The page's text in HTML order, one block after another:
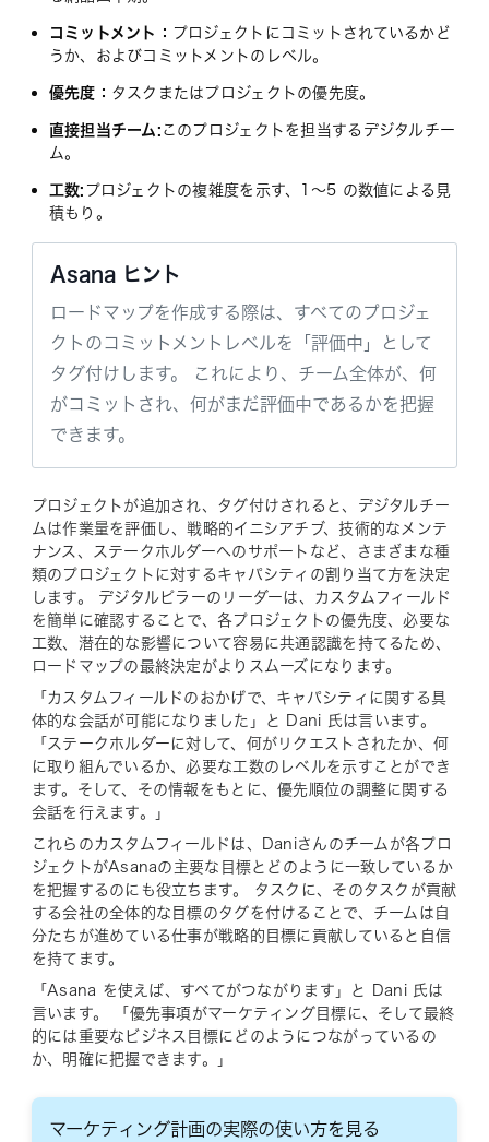
コミットメント： プロジェクトにコミットされているかど
うか、およびコミットメントのレベル。
優先度： タスクまたはプロジェクトの優先度。
直接担当チーム: このプロジェクトを担当するデジタルチー
ム。
工数: プロジェクトの複雑度を示す、1～5 の数値による見
積もり。
Asana ヒント
ロードマップを作成する際は、すべてのプロジェ
クトのコミットメントレベルを「評価中」として
タグ付けします。 これにより、チーム全体が、何
がコミットされ、何がまだ評価中であるかを把握
できます。
プロジェクトが追加され、タグ付けされると、デジタルチー
ムは作業量を評価し、戦略的イニシアチブ、技術的なメンテ
ナンス、ステークホルダーへのサポートなど、さまざまな種
類のプロジェクトに対するキャパシティの割り当て方を決定
します。 デジタルピラーのリーダーは、カスタムフィールド
を簡単に確認することで、各プロジェクトの優先度、必要な
工数、潜在的な影響について容易に共通認識を持てるため、
ロードマップの最終決定がよりスムーズになります。
「カスタムフィールドのおかげで、キャパシティに関する具
体的な会話が可能になりました」と Dani 氏は言います。
「ステークホルダーに対して、何がリクエストされたか、何
に取り組んでいるか、必要な工数のレベルを示すことができ
ます。そして、その情報をもとに、優先順位の調整に関する
会話を行えます。」
これらのカスタムフィールドは、Daniさんのチームが各プロ
ジェクトがAsanaの主要な目標とどのように一致しているか
を把握するのにも役立ちます。 タスクに、そのタスクが貢献
する会社の全体的な目標のタグを付けることで、チームは自
分たちが進めている仕事が戦略的目標に貢献していると自信
を持てます。
「Asana を使えば、すべてがつながります」と Dani 氏は
言います。 「優先事項がマーケティング目標に、そして最終
的には重要なビジネス目標にどのようにつながっているの
か、明確に把握できます。」
マーケティング計画の実際の使い方を見る